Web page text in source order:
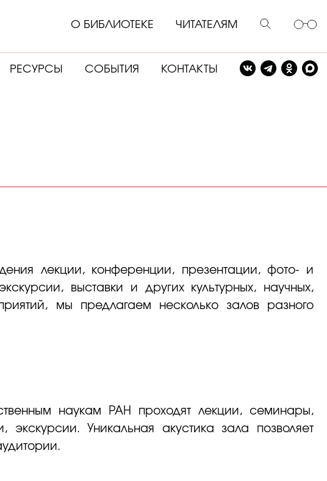
О БИБЛИОТЕКЕ ЧИТАТЕЛЯМ
РЕСУРСЫ СОБЫТИЯ КОНТАКТЫ
лекции, конференции, презентации, фото‑ и
выставки и других культурных, научных,
мы предлагаем несколько залов разного
наукам РАН проходят лекции, семинары,
экскурсии. Уникальная акустика зала позволяет